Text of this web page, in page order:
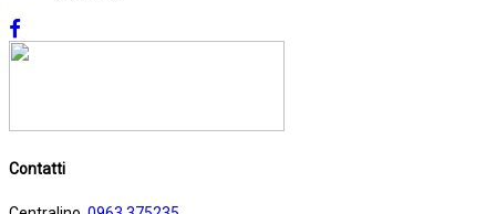
Contatti